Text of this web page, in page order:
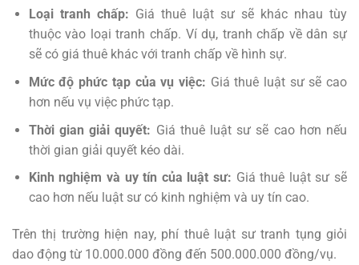
Loại tranh chấp: Giá thuê luật sư sẽ khác nhau tùy
thuộc vào loại tranh chấp. Ví dụ, tranh chấp về dân sự
sẽ có giá thuê khác với tranh chấp về hình sự.
Mức độ phức tạp của vụ việc: Giá thuê luật sư sẽ cao
hơn nếu vụ việc phức tạp.
Thời gian giải quyết: Giá thuê luật sư sẽ cao hơn nếu
thời gian giải quyết kéo dài.
Kinh nghiệm và uy tín của luật sư: Giá thuê luật sư sẽ
cao hơn nếu luật sư có kinh nghiệm và uy tín cao.
Trên thị trường hiện nay, phí thuê luật sư tranh tụng giỏi
dao động từ 10.000.000 đồng đến 500.000.000 đồng/vụ.